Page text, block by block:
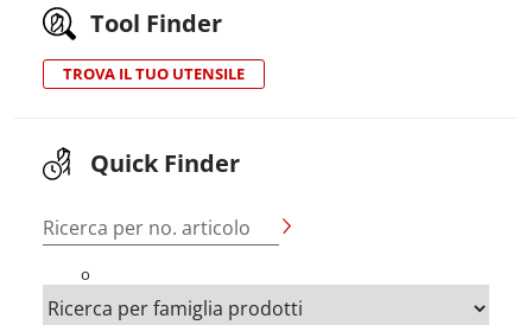
Tool Finder
TROVA IL TUO UTENSILE
Quick Finder
Ricerca per no. articolo
o